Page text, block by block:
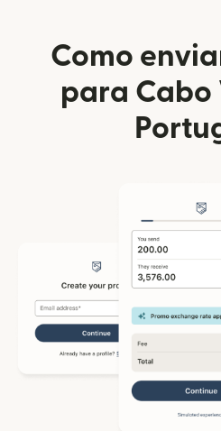
Como
para Cabo